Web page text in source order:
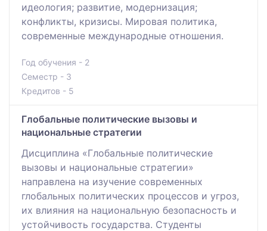
идеология; развитие, модернизация;
конфликты, кризисы. Мировая политика,
современные международные отношения.
Год обучения - 2
Семестр - 3
Кредитов - 5
Глобальные политические вызовы и
национальные стратегии
Дисциплина «Глобальные политические
вызовы и национальные стратегии»
направлена на изучение современных
глобальных политических процессов и угроз,
их влияния на национальную безопасность и
устойчивость государства. Студенты